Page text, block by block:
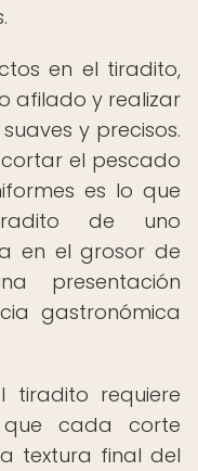
en el tiradito,
afilado y realizar
y precisos.
el pescado
es lo que
de uno
en el grosor de
presentación
gastronómica
requiere
cada corte
textura final del